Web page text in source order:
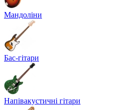
Мандоліни
Бас-гітари
Напівакустичні гітари